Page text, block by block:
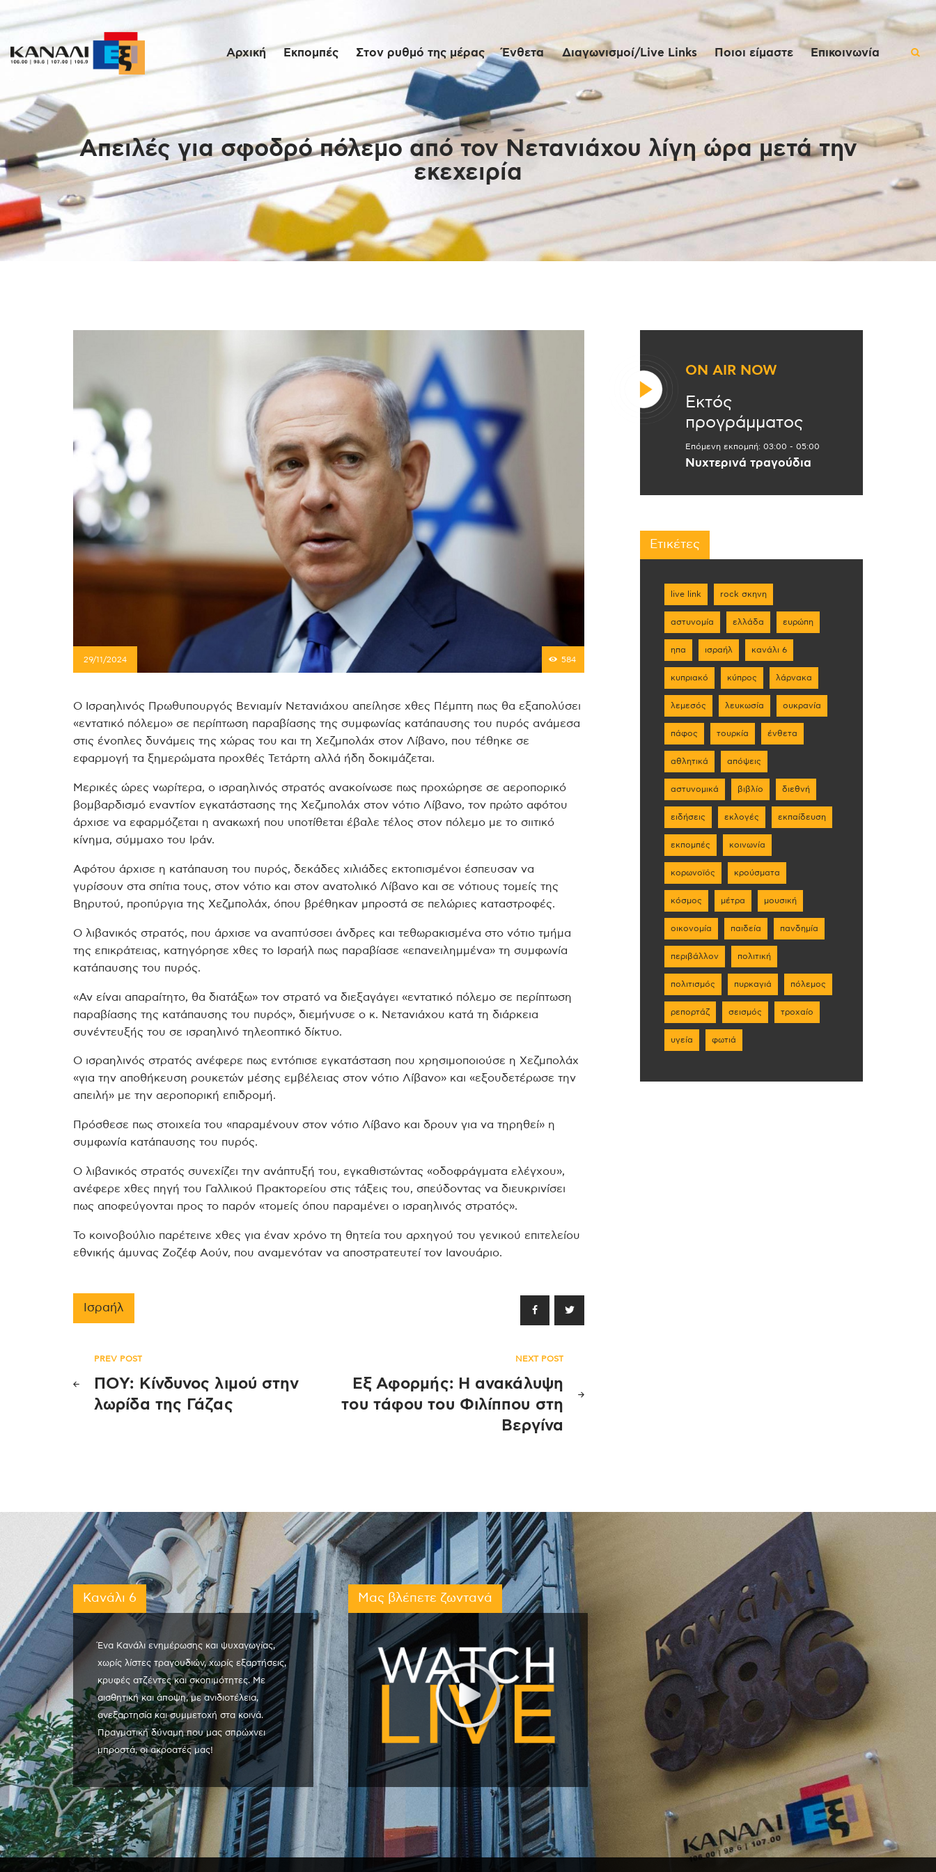
Αρχική Εκπομπές Στον ρυθμό της μέρας Ένθετα Διαγωνισμοί/Live Links Ποιοι είμαστε Επικοινωνία
Απειλές για σφοδρό πόλεμο από τον Νετανιάχου λίγη ώρα μετά την
εκεχειρία
Αρχική
Εκπομπές
Στον ρυθμό της
μέρας
Ένθετα
Διαγωνισμοί/Live
Links
Επικοινωνία
29/11/2024 584
Ο Ισραηλινός Πρωθυπουργός Βενιαμίν Νετανιάχου απείλησε χθες Πέμπτη πως θα εξαπολύσει
«εντατικό πόλεμο» σε περίπτωση παραβίασης της συμφωνίας κατάπαυσης του πυρός ανάμεσα
στις ένοπλες δυνάμεις της χώρας του και τη Χεζμπολάχ στον Λίβανο, που τέθηκε σε
εφαρμογή τα ξημερώματα προχθές Τετάρτη αλλά ήδη δοκιμάζεται.
Μερικές ώρες νωρίτερα, ο ισραηλινός στρατός ανακοίνωσε πως προχώρησε σε αεροπορικό
βομβαρδισμό εναντίον εγκατάστασης της Χεζμπολάχ στον νότιο Λίβανο, τον πρώτο αφότου
άρχισε να εφαρμόζεται η ανακωχή που υποτίθεται έβαλε τέλος στον πόλεμο με το σιιτικό
κίνημα, σύμμαχο του Ιράν.
Αφότου άρχισε η κατάπαυση του πυρός, δεκάδες χιλιάδες εκτοπισμένοι έσπευσαν να
γυρίσουν στα σπίτια τους, στον νότιο και στον ανατολικό Λίβανο και σε νότιους τομείς της
Βηρυτού, προπύργια της Χεζμπολάχ, όπου βρέθηκαν μπροστά σε πελώριες καταστροφές.
Ο λιβανικός στρατός, που άρχισε να αναπτύσσει άνδρες και τεθωρακισμένα στο νότιο τμήμα
της επικράτειας, κατηγόρησε χθες το Ισραήλ πως παραβίασε «επανειλημμένα» τη συμφωνία
κατάπαυσης του πυρός.
«Αν είναι απαραίτητο, θα διατάξω» τον στρατό να διεξαγάγει «εντατικό πόλεμο σε περίπτωση
παραβίασης της κατάπαυσης του πυρός», διεμήνυσε ο κ. Νετανιάχου κατά τη διάρκεια
συνέντευξής του σε ισραηλινό τηλεοπτικό δίκτυο.
Ο ισραηλινός στρατός ανέφερε πως εντόπισε εγκατάσταση που χρησιμοποιούσε η Χεζμπολάχ
«για την αποθήκευση ρουκετών μέσης εμβέλειας στον νότιο Λίβανο» και «εξουδετέρωσε την
απειλή» με την αεροπορική επιδρομή.
Πρόσθεσε πως στοιχεία του «παραμένουν στον νότιο Λίβανο και δρουν για να τηρηθεί» η
συμφωνία κατάπαυσης του πυρός.
Ο λιβανικός στρατός συνεχίζει την ανάπτυξή του, εγκαθιστώντας «οδοφράγματα ελέγχου»,
ανέφερε χθες πηγή του Γαλλικού Πρακτορείου στις τάξεις του, σπεύδοντας να διευκρινίσει
πως αποφεύγονται προς το παρόν «τομείς όπου παραμένει ο ισραηλινός στρατός».
Το κοινοβούλιο παρέτεινε χθες για έναν χρόνο τη θητεία του αρχηγού του γενικού επιτελείου
εθνικής άμυνας Ζοζέφ Αούν, που αναμενόταν να αποστρατευτεί τον Ιανουάριο.
Ισραήλ
Πλοήγηση
άρθρων
PREV POST
ΠΟΥ: Κίνδυνος λιμού στην
λωρίδα της Γάζας
NEXT POST
Εξ Αφορμής: Η ανακάλυψη
του τάφου του Φιλίππου στη
Βεργίνα
ON AIR NOW
Εκτός
προγράμματος
Επόμενη εκπομπή: 03:00 - 05:00
Νυχτερινά τραγούδια
Ετικέτες
live link rock σκηνη
αστυνομία ελλάδα ευρώπη
ηπα ισραήλ κανάλι 6
κυπριακό κύπρος λάρνακα
λεμεσός λευκωσία ουκρανία
πάφος τουρκία ένθετα
αθλητικά απόψεις
αστυνομικά βιβλίο διεθνή
ειδήσεις εκλογές εκπαίδευση
εκπομπές κοινωνία
κορωνοϊός κρούσματα
κόσμος μέτρα μουσική
οικονομία παιδεία πανδημία
περιβάλλον πολιτική
πολιτισμός πυρκαγιά πόλεμος
ρεπορτάζ σεισμός τροχαίο
υγεία φωτιά
Κανάλι 6
Ένα Κανάλι ενημέρωσης και ψυχαγωγίας,
χωρίς λίστες τραγουδιών, χωρίς εξαρτήσεις,
κρυφές ατζέντες και σκοπιμότητες. Με
αισθητική και άποψη, με ανιδιοτέλεια,
ανεξαρτησία και συμμετοχή στα κοινά.
Πραγματική δύναμη που μας σπρώχνει
μπροστά, οι ακροατές μας!
Μας βλέπετε ζωντανά